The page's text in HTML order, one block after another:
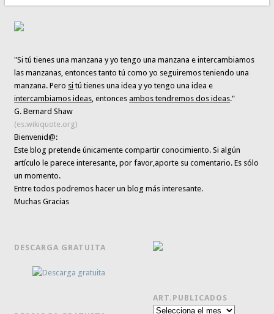
"Si tú tienes una manzana y yo tengo una manzana e intercambiamos
las manzanas, entonces tanto tú como yo seguiremos teniendo una
manzana. Pero si tú tienes una idea y yo tengo una idea e
intercambiamos ideas, entoncesambos tendremos dos ideas."
G. Bernard Shaw
(es.wikiquote.org)
Bienvenid@:
Este blog pretende únicamentecompartir conocimiento. Si algún
artículo le parece interesante,por favor,aporte su comentario. Es sólo
un momento.
Entre todos podremos hacer un blog más interesante.
Muchas Gracias
DESCARGA GRATUITA
ART.PUBLICADOS
Art.publicados